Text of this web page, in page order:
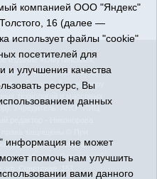
издание «Омутинское».
Эл № ФС77-65144 от 28
службой по надзору
Учредитель: АНО "ИИЦ
редактор - Никонорова
ссылка обязательна.
область, Омутинский
Советская, 151
компанией ООО "Яндекс"
16 (далее —
использует файлы "cookie"
посетителей для
и улучшения качества
ресурс, Вы
данных
информация не может
помочь нам улучшить
вами данного